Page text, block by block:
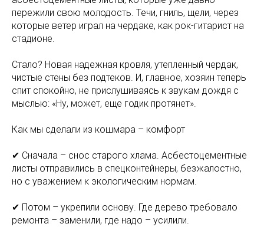
пережили свою молодость. Течи, гниль, щели, через
которые ветер играл на чердаке, как рок-гитарист на
стадионе.
Стало? Новая надежная кровля, утепленный чердак,
чистые стены без подтеков. И, главное, хозяин теперь
спит спокойно, не прислушиваясь к звукам дождя с
мыслью: «Ну, может, еще годик протянет».
Как мы сделали из кошмара – комфорт
✔ Сначала – снос старого хлама. Асбестоцементные
листы отправились в спецконтейнеры, безжалостно,
но с уважением к экологическим нормам.
✔ Потом – укрепили основу. Где дерево требовало
ремонта – заменили, где надо – усилили.